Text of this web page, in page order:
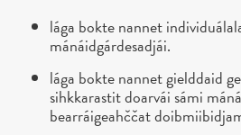
lága bokte nannet
mánáidgárdesadjái.
lága bokte nannet gielddaid
sihkkarastit doarvái sámi
bearráigeahččat